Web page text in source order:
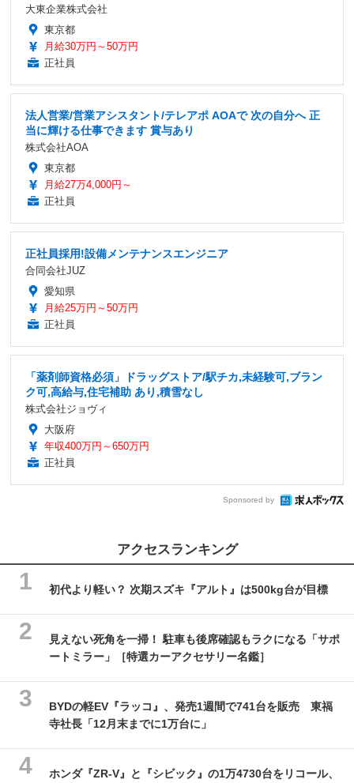
大東企業株式会社
東京都
月給30万円～50万円
正社員
法人営業/営業アシスタント/テレアポ AOAで 次の自分へ 正
当に輝ける仕事できます 賞与あり
株式会社AOA
東京都
月給27万4,000円～
正社員
正社員採用!設備メンテナンスエンジニア
合同会社JUZ
愛知県
月給25万円～50万円
正社員
「薬剤師資格必須」ドラッグストア/駅チカ,未経験可,ブラン
ク可,高給与,住宅補助 あり,積雪なし
株式会社ジョヴィ
大阪府
年収400万円～650万円
正社員
Sponsored by
アクセスランキング
初代より軽い？ 次期スズキ『アルト』は500kg台が目標
見えない死角を一掃！ 駐車も後席確認もラクになる「サポ
ートミラー」［特選カーアクセサリー名鑑］
BYDの軽EV『ラッコ』、発売1週間で741台を販売 東福
寺社長「12月末までに1万台に」
ホンダ『ZR-V』と『シビック』の1万4730台をリコール、